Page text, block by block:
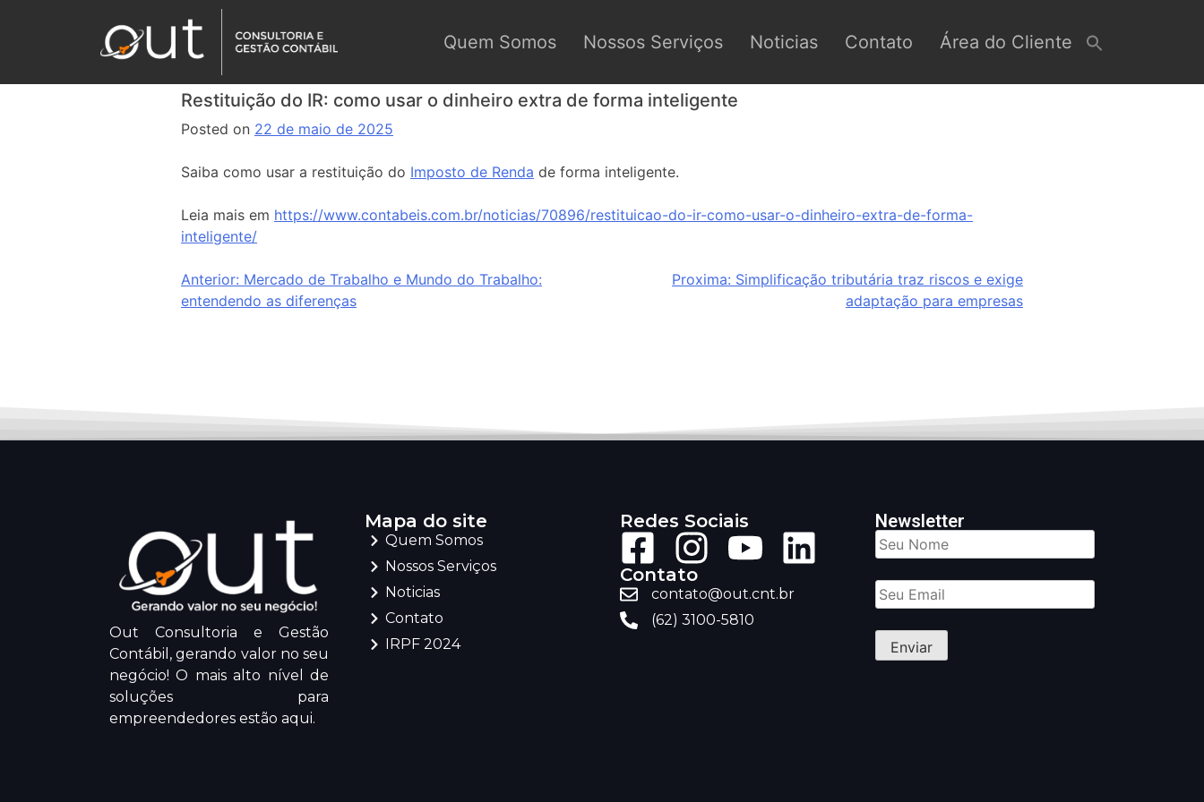
Quem Somos Nossos Serviços Noticias Contato Área do Cliente
Restituição do IR: como usar o dinheiro extra de forma inteligente
Posted on 22 de maio de 2025
Saiba como usar a restituição do Imposto de Renda de forma inteligente.
Leia mais em https://www.contabeis.com.br/noticias/70896/restituicao-do-ir-como-usar-o-dinheiro-extra-de-forma-
inteligente/
Anterior: Mercado de Trabalho e Mundo do Trabalho:
entendendo as diferenças
Proxima: Simplificação tributária traz riscos e exige
adaptação para empresas
Out Consultoria e Gestão
Contábil, gerando valor no seu
negócio! O mais alto nível de
soluções para
empreendedores estão aqui.
Mapa do site
Quem Somos
Nossos Serviços
Noticias
Contato
IRPF 2024
Redes Sociais
Contato
contato@out.cnt.br
(62) 3100-5810
Newsletter